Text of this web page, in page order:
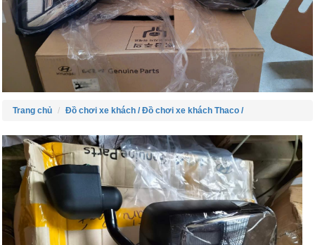
Trang chủ Đồ chơi xe khách /Đồ chơi xe khách Thaco /